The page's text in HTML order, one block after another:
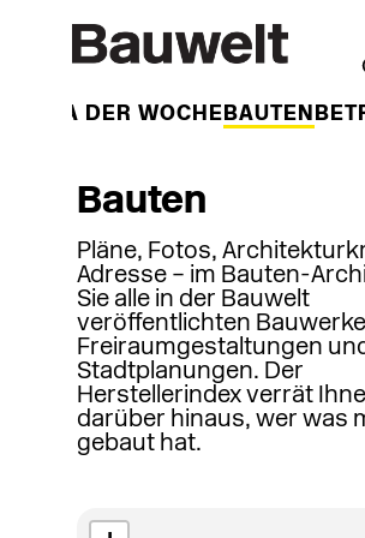
THEMA DER WOCHE BAUTEN
Bauten
Pläne, Fotos,
Adresse – im Bauten-
Sie alle in der Bauwelt
veröffentlichten
Freiraumgestaltungen
Stadtplanungen. Der
Herstellerindex verrät
darüber hinaus, wer was
gebaut hat.